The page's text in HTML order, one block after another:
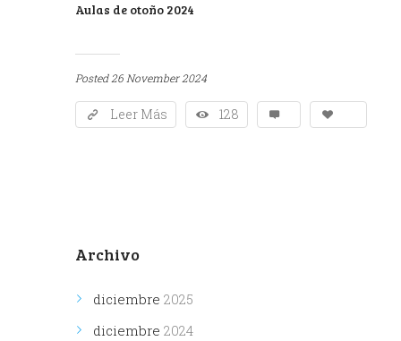
Aulas de otoño 2024
Posted26 November 2024
Leer Más 128
Archivo
diciembre 2025
diciembre 2024